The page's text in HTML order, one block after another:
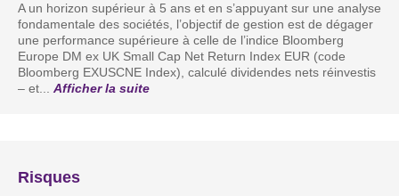
A un horizon supérieur à 5 ans et en s’appuyant sur une analyse
fondamentale des sociétés, l’objectif de gestion est de dégager
une performance supérieure à celle de l’indice Bloomberg
Europe DM ex UK Small Cap Net Return Index EUR (code
Bloomberg EXUSCNE Index), calculé dividendes nets réinvestis
– et... Afficher la suite
Risques